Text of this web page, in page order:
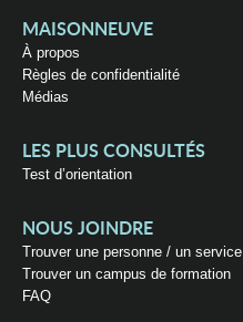
MAISONNEUVE
À propos
Règles de confidentialité
Médias
LES PLUS CONSULTÉS
Test d’orientation
NOUS JOINDRE
Trouver une personne / un service
Trouver un campus de formation
FAQ